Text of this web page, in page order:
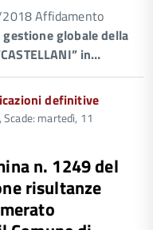
2018 Affidamento
globale della
in…
definitive
Scade: martedì, 11
n. 1249 del
risultanze